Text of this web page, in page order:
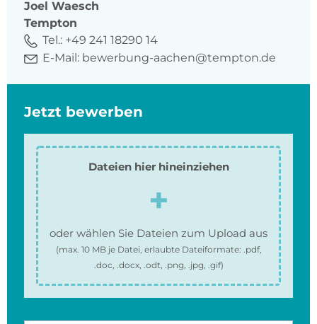
Joel Waesch
Tempton
Tel.: +49 241 18290 14
E-Mail: bewerbung-aachen@tempton.de
Jetzt bewerben
Dateien hier hineinziehen
oder wählen Sie Dateien zum Upload aus
(max. 10 MBje Datei, erlaubte Dateiformate: .pdf,
.doc, .docx, .odt, .png, .jpg, .gif)